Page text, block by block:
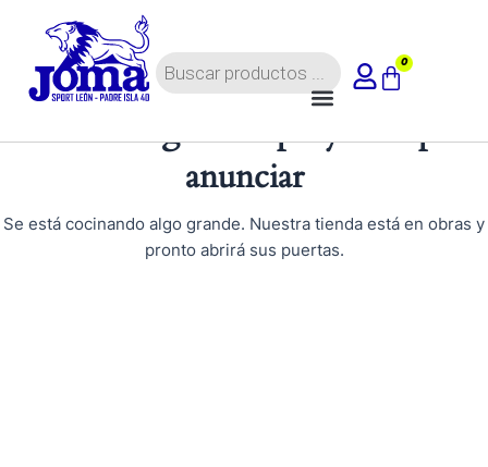
contenido
Búsqueda
de
Menú
0
Tenemos grandes proyectos por
anunciar
Se está cocinando algo grande. Nuestra tienda está en obras y
pronto abrirá sus puertas.